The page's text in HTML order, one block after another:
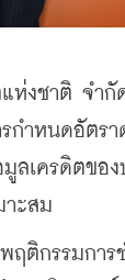
งชาติ จำกั
ำหนดอัตร
ลเครดิตขอ
าะสม
กรรมการช